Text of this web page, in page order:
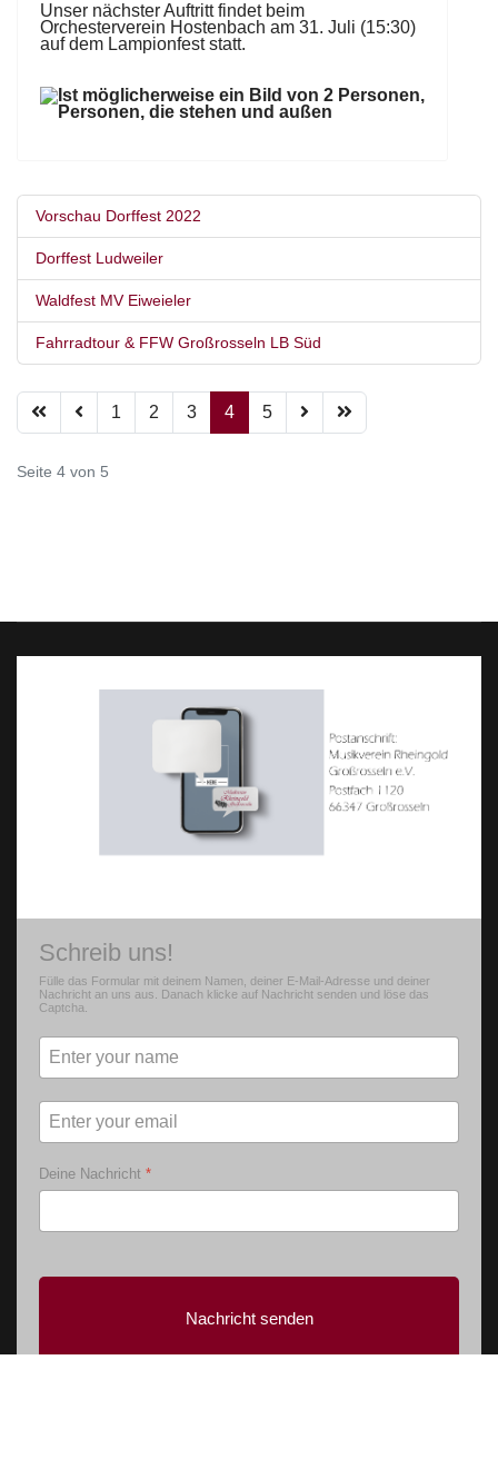
Unser nächster Auftritt findet beim
Orchesterverein Hostenbach am 31. Juli (15:30)
auf dem Lampionfest statt.
Vorschau Dorffest 2022
Dorffest Ludweiler
Waldfest MV Eiweieler
Fahrradtour & FFW Großrosseln LB Süd
1 2 3 4 5
Seite 4 von 5
Schreib uns!
Fülle das Formular mit deinem Namen, deiner E-Mail-Adresse und deiner
Nachricht an uns aus. Danach klicke auf Nachricht senden und löse das
Captcha.
Deine Nachricht *
Nachricht senden